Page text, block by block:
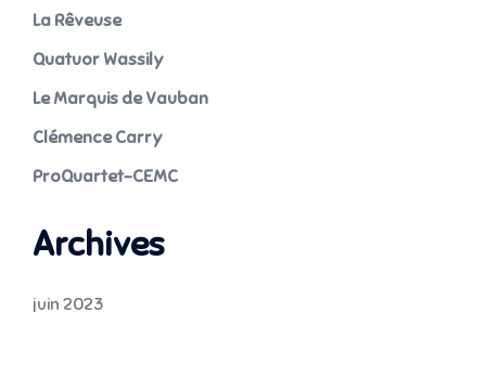
La Rêveuse
Quatuor Wassily
Le Marquis de Vauban
Clémence Carry
ProQuartet-CEMC
Archives
juin 2023